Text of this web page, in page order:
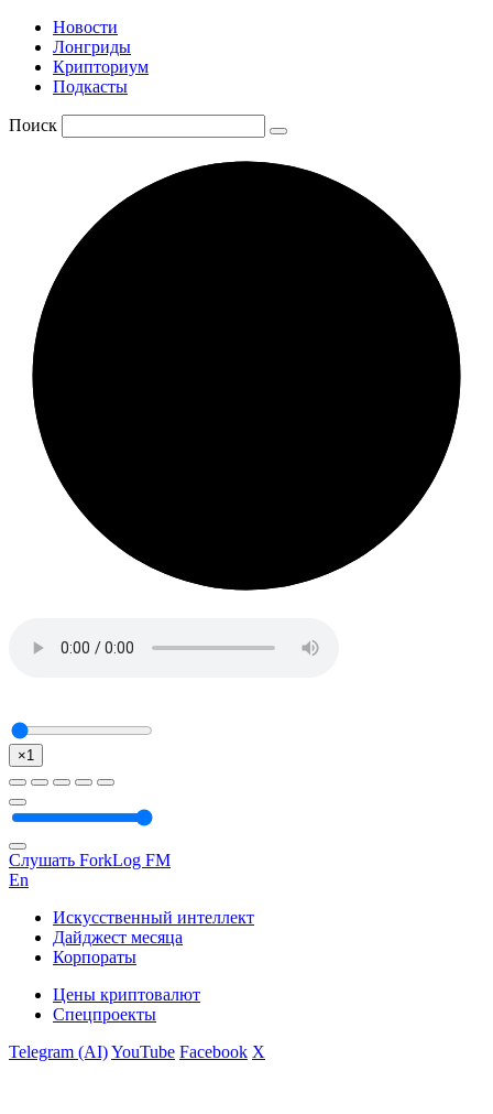
Новости
Лонгриды
Крипториум
Подкасты
Поиск
×1
Слушать ForkLog FM
En
Искусственный интеллект
Дайджест месяца
Корпораты
Цены криптовалют
Спецпроекты
Telegram (AI)YouTube Facebook X